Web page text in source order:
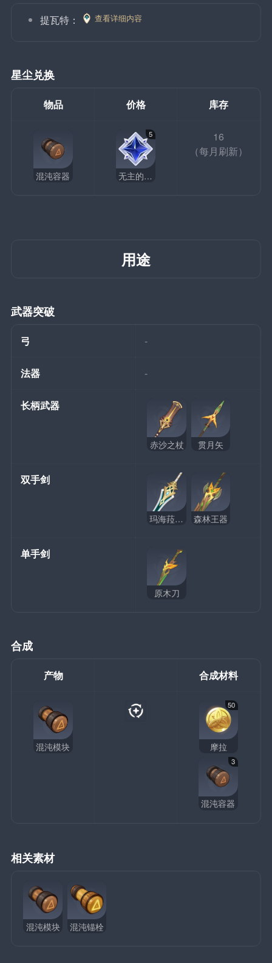
提瓦特： 查看详细内容
星尘兑换
物品 价格 库存
混沌容器
5
无主的星尘
16
（每月刷新）
用途
武器突破
弓 -
法器 -
长柄武器
赤沙之杖 贯月矢
双手剑
玛海菈的水色 森林王器
单手剑
原木刀
合成
产物 合成材料
混沌模块
50
摩拉
3
混沌容器
相关素材
混沌模块 混沌锚栓